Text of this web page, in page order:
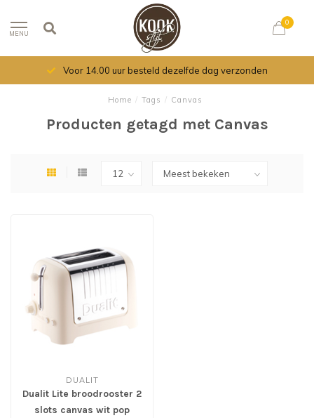
MENU
0
Voor 14.00 uur besteld dezelfde dag verzonden
Home / Tags / Canvas
Producten getagd met Canvas
DUALIT
Dualit Lite broodrooster 2
slots canvas wit pop